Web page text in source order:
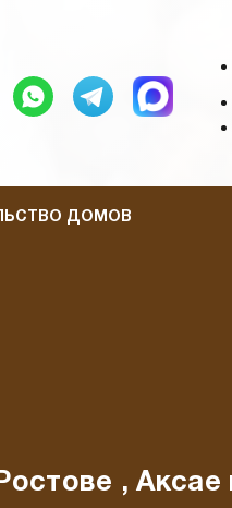
ДОМОВ
,